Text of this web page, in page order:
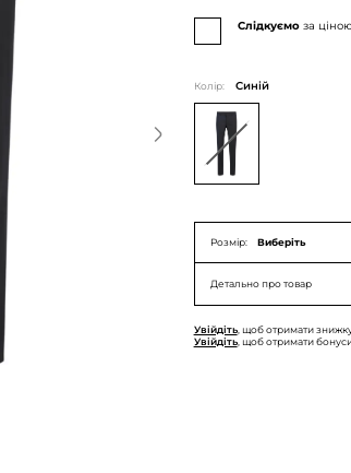
Слідкуємоза
Колір: Синій
Розмір: Виберіть
Детально про товар
Увійдіть, щоб отримати
Увійдіть, щоб отримати